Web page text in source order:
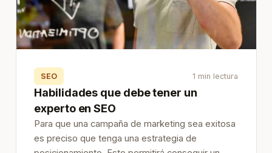
SEO 1 min lectura
Habilidades que debe tener un
experto en SEO
Para que una campaña de marketing sea exitosa
es preciso que tenga una estrategia de